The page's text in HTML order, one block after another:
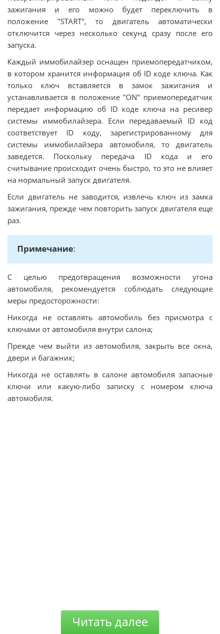
зажигания и его можно будет переключить в
положение "START", то двигатель автоматически
отключится через несколько секунд сразу после его
запуска.
Каждый иммобилайзер оснащен приемопередатчиком,
в котором хранится информация об ID коде ключа. Как
только ключ вставляется в замок зажигания и
устанавливается в положение "ON" приемопередатчик
передает информацию об ID коде ключа на ресивер
системы иммобилайзера. Если передаваемый ID код
соответствует ID коду, зарегистрированному для
системы иммобилайзера автомобиля, то двигатель
заведется. Поскольку передача ID кода и его
считывание происходит очень быстро, то это не влияет
на нормальный запуск двигателя.
Если двигатель не заводится, извлечь ключ из замка
зажигания, прежде чем повторить запуск двигателя еще
раз.
Примечание:
С целью предотвращения возможности угона
автомобиля, рекомендуется соблюдать следующие
меры предосторожности:
Никогда не оставлять автомобиль без присмотра с
ключами от автомобиля внутри салона;
Прежде чем выйти из автомобиля, закрыть все окна,
двери и багажник;
Никогда не оставлять в салоне автомобиля запасные
ключи или какую-либо записку с номером ключа
автомобиля.
Читать далее